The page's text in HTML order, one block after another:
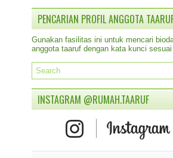
PENCARIAN PROFIL ANGGOTA
Gunakan fasilitas ini untuk mencari
anggota taaruf dengan kata kunci sesuai
INSTAGRAM @RUMAH.TAARUF